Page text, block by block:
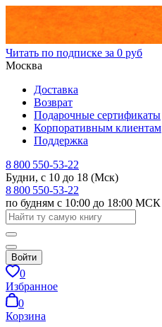
Читать по подписке за 0 руб
Москва
Доставка
Возврат
Подарочные сертификаты
Корпоративным клиентам
Поддержка
8 800 550-53-22
Будни, с 10 до 18 (Мск)
8 800 550-53-22
по будням с 10:00 до 18:00 МСК
Войти
0
Избранное
0
Корзина